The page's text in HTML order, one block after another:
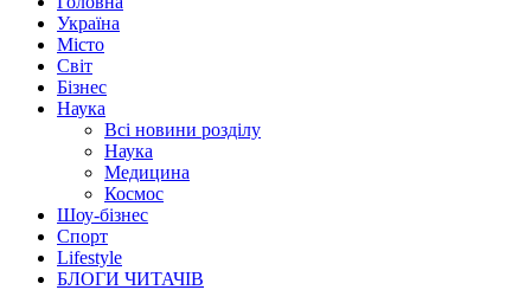
Україна
Місто
Світ
Бізнес
Наука
Всі новини розділу
Наука
Медицина
Космос
Шоу-бізнес
Спорт
Lifestyle
БЛОГИ ЧИТАЧІВ